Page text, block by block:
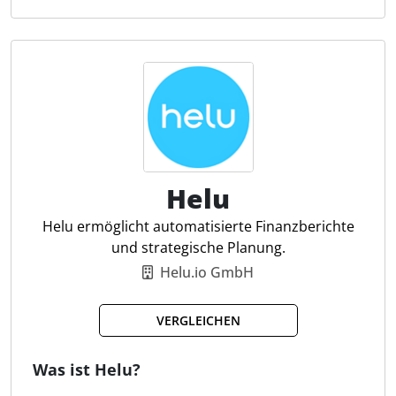
billbox digitalisiert das Kreditorenmanagement und
vereinfacht so die vorbereitende Buchführung,
indem es Arbeitsprozesse beschleunigt und
effizienter gestaltet. Die Software bietet Funktionen
wie Echtzeit-Kontrolle, Einkaufsanalysen und die
Verwaltung von Skonto und Reisekosten.
Steuerfachleute profitieren von der verbesserten
Übersicht und Kontrolle ihrer Transaktionen, da die
Software eine präzise und sichere
Datenverarbeitung gewährleistet.
Autom. kaufmännischer Prozesse
Business Partner Management
Controlling
Helu
Helu ermöglicht automatisierte Finanzberichte
und strategische Planung.
Helu.io GmbH
VERGLEICHEN
Was ist Helu?